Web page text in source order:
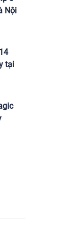
Nội
tại